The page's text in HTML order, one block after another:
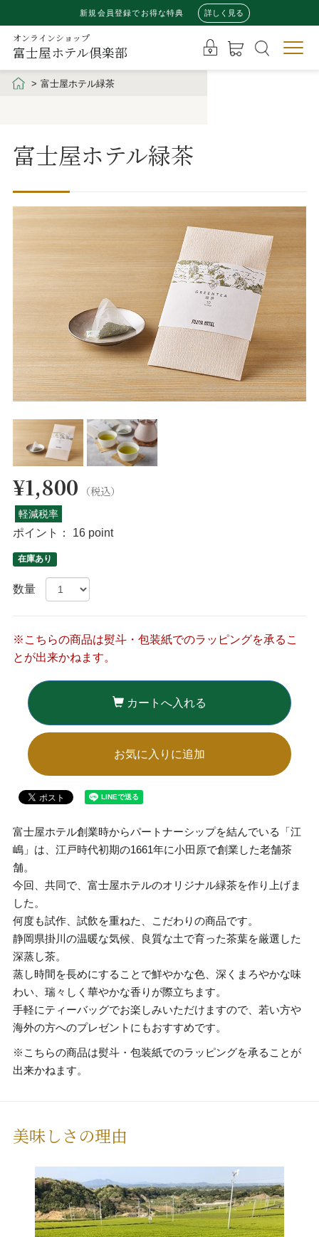
新規会員登録でお得な特典 詳しく見る
オンラインショップ
富士屋ホテル倶楽部
富士屋ホテル緑茶
富士屋ホテル緑茶
¥1,800 （税込）
軽減税率
ポイント： 16 point
在庫あり
数量
※こちらの商品は熨斗・包装紙でのラッピングを承るこ
とが出来かねます。
カートへ入れる
お気に入りに追加
富士屋ホテル創業時からパートナーシップを結んでいる「江
嶋」は、江戸時代初期の1661年に小田原で創業した老舗茶
舗。
今回、共同で、富士屋ホテルのオリジナル緑茶を作り上げま
した。
何度も試作、試飲を重ねた、こだわりの商品です。
静岡県掛川の温暖な気候、良質な土で育った茶葉を厳選した
深蒸し茶。
蒸し時間を長めにすることで鮮やかな色、深くまろやかな味
わい、瑞々しく華やかな香りが際立ちます。
手軽にティーバッグでお楽しみいただけますので、若い方や
海外の方へのプレゼントにもおすすめです。
※こちらの商品は熨斗・包装紙でのラッピングを承ることが
出来かねます。
美味しさの理由